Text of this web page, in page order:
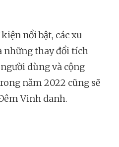
nổi bật, các xu
những thay đổi tích
dùng và cộng
năm 2022 cũng sẽ
Vinh danh.